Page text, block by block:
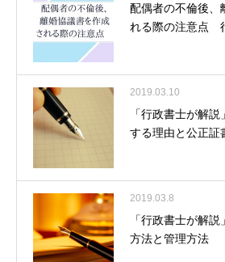
配偶者の不倫後、
れる際の注意点
2019.03.10
「行政書士が解
する理由と公正証
2019.03.8
「行政書士が解
方法と管理方法